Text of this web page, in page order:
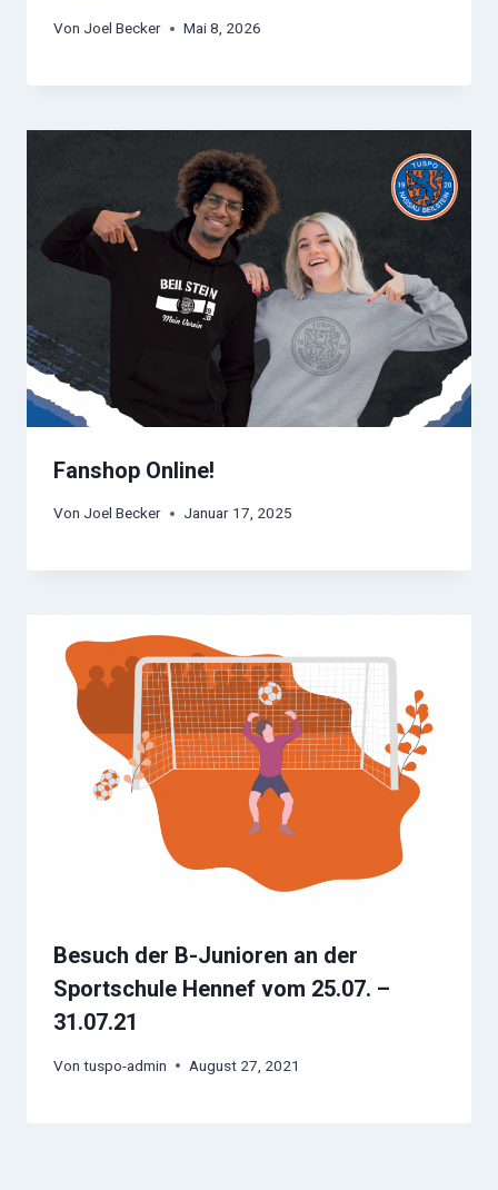
Von Joel Becker Mai 8, 2026
Fanshop Online!
Von Joel Becker Januar 17, 2025
Besuch der B-Junioren an der
Sportschule Hennef vom 25.07. –
31.07.21
Von tuspo-admin August 27, 2021